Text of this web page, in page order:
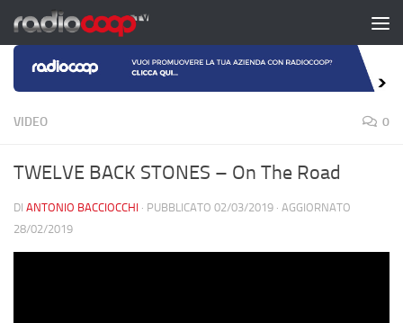
Salta al contenuto
VIDEO 0
TWELVE BACK STONES – On The Road
DI ANTONIO BACCIOCCHI · PUBBLICATO 02/03/2019 · AGGIORNATO
28/02/2019